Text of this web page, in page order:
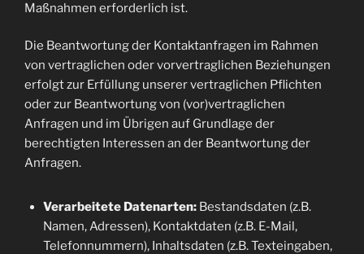
Maßnahmen erforderlich ist.
Die Beantwortung der Kontaktanfragen im Rahmen
von vertraglichen oder vorvertraglichen Beziehungen
erfolgt zur Erfüllung unserer vertraglichen Pflichten
oder zur Beantwortung von (vor)vertraglichen
Anfragen und im Übrigen auf Grundlage der
berechtigten Interessen an der Beantwortung der
Anfragen.
Verarbeitete Datenarten:Bestandsdaten (z.B.
Namen, Adressen), Kontaktdaten (z.B. E-Mail,
Telefonnummern), Inhaltsdaten (z.B. Texteingaben,